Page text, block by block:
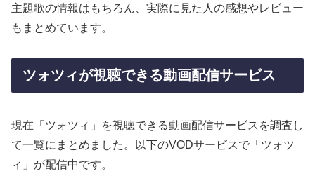
主題歌の情報はもちろん、実際に見た人の感想やレビュー
もまとめています。
ツォツィが視聴できる動画配信サービス
現在「ツォツィ」を視聴できる動画配信サービスを調査し
て一覧にまとめました。以下のVODサービスで「ツォツ
ィ」が配信中です。